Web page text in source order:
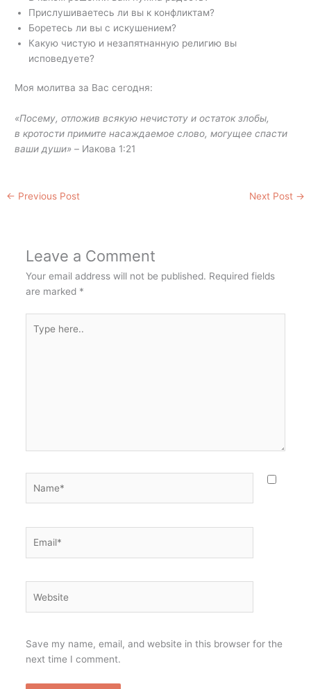
Прислушиваетесь ли вы к конфликтам?
Боретесь ли вы с искушением?
Какую чистую и незапятнанную религию вы
исповедуете?
Моя молитва за Вас сегодня:
«Посему, отложив всякую нечистоту и остаток злобы,
в кротости примите насаждаемое слово, могущее спасти
ваши души» – Иакова 1:21
← Previous Post Next Post →
Leave a Comment
Your email address will not be published. Required fields
are marked *
here..
Save my name, email, and website in this browser for the
next time I comment.